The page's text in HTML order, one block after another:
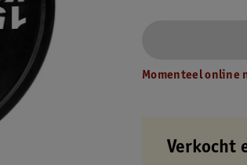
Momenteel online
Verkocht